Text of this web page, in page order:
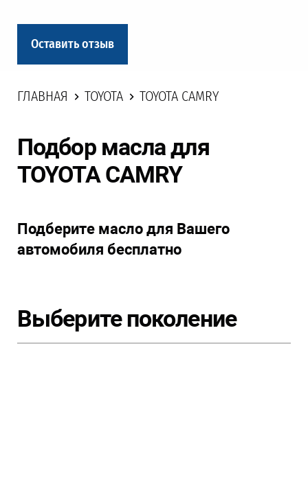
Оставить отзыв
ГЛАВНАЯ TOYOTA TOYOTA CAMRY
Подбор масла для
TOYOTA CAMRY
Подберите масло для Вашего
автомобиля бесплатно
Выберите поколение